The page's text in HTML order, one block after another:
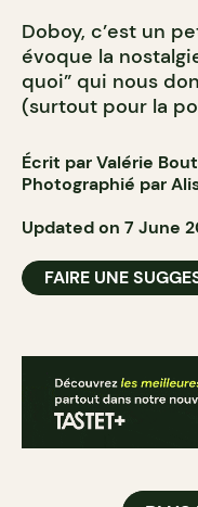
Doboy, c’est un
évoque la
quoi” qui nous
(surtout pour la
Écrit par Valérie
Photographié par
Updated on 7 June
FAIRE UNE